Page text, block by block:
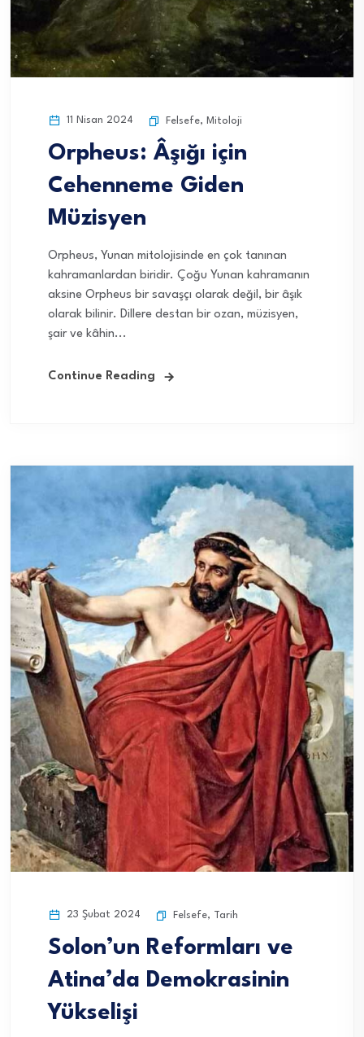
11 Nisan 2024 Felsefe, Mitoloji
Orpheus: Âşığı için
Cehenneme Giden
Müzisyen
Orpheus, Yunan mitolojisinde en çok tanınan
kahramanlardan biridir. Çoğu Yunan kahramanın
aksine Orpheus bir savaşçı olarak değil, bir âşık
olarak bilinir. Dillere destan bir ozan, müzisyen,
şair ve kâhin...
Continue Reading
23 Şubat 2024 Felsefe, Tarih
Solon’un Reformları ve
Atina’da Demokrasinin
Yükselişi